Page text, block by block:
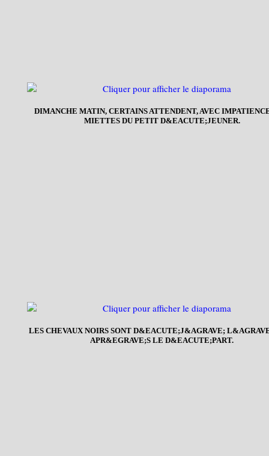
DIMANCHE MATIN, CERTAINS ATTENDENT, AVEC
MIETTES DU PETIT D&EACUTE;JEUNER.
LES CHEVAUX NOIRS SONT D&EACUTE;J&AGRAVE;
APR&EGRAVE;S LE D&EACUTE;PART.